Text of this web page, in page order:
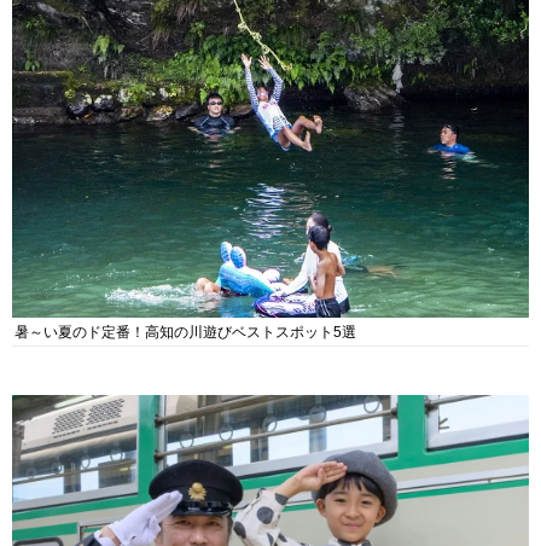
暑～い夏のド定番！高知の川遊びベストスポット5選